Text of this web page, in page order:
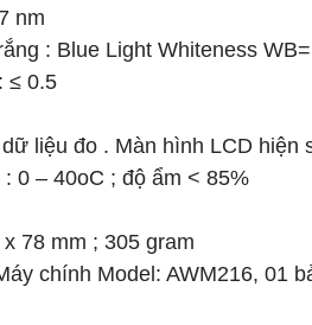
nm
: Blue Light Whiteness
≤ 0.5
liệu đo . Màn hình LCD hiện
0 – 40oC ; độ ẩm < 85%
78 mm ; 305 gram
chính Model: AWM216, 01